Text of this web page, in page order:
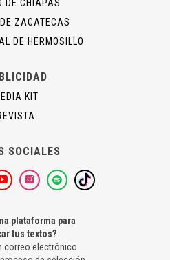
DE CHIAPAS
ZACATECAS
DE HERMOSILLO
KIT
SOCIALES
plataforma para
tus textos?
correo electrónico